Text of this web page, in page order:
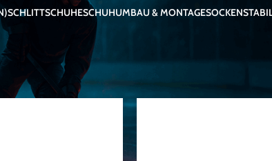
SCHLITTSCHUHESCHUHUMBAU & MONTAGESOCKEN
Anzeigen 12